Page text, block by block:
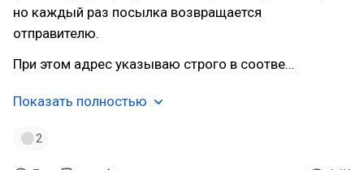
но каждый раз посылка возвращается
отправителю.
При этом адрес указываю строго в соотве…
Показать полностью
2